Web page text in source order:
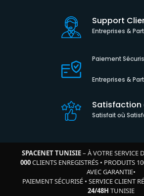
Support
Entreprises &
Paiement
Entreprises &
Satisfaction
Satisfait où
SPACENET TUNISIE– À VOTRE SERVICE
000CLIENTS ENREGISTRÉS• PRODUITS
AVEC GARANTIE•
PAIEMENT SÉCURISÉ • SERVICE CLIENT
24/48H TUNISIE